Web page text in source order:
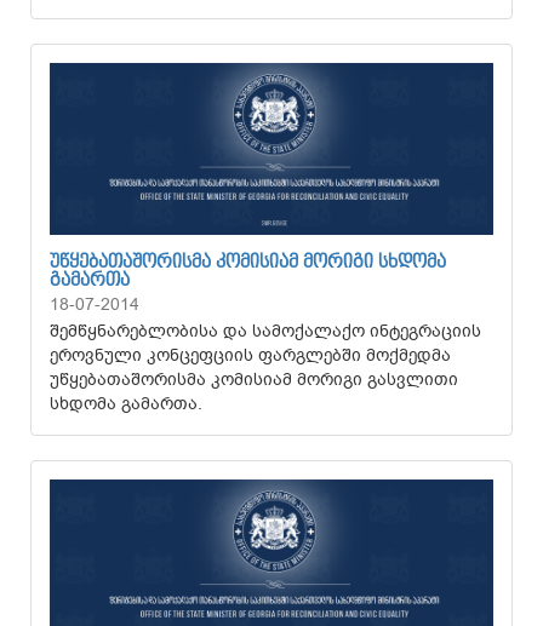
ᲣᲬᲧᲔᲑᲐᲗᲐᲨᲝᲠᲘᲡᲛᲐ ᲙᲝᲛᲘᲡᲘᲐᲛ ᲛᲝᲠᲘᲒᲘ ᲡᲮᲓᲝᲛᲐ
ᲒᲐᲛᲐᲠᲗᲐ
18-07-2014
შემწყნარებლობისა და სამოქალაქო ინტეგრაციის
ეროვნული კონცეფციის ფარგლებში მოქმედმა
უწყებათაშორისმა კომისიამ მორიგი გასვლითი
სხდომა გამართა.